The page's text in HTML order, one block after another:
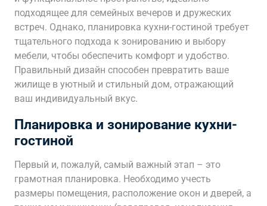
подходящее для семейных вечеров и дружеских
встреч. Однако, планировка кухни-гостиной требует
тщательного подхода к зонированию и выбору
мебели, чтобы обеспечить комфорт и удобство.
Правильный дизайн способен превратить ваше
жилище в уютный и стильный дом, отражающий
ваш индивидуальный вкус.
Планировка и зонирование кухни-
гостиной
Первый и, пожалуй, самый важный этап – это
грамотная планировка. Необходимо учесть
размеры помещения, расположение окон и дверей, а